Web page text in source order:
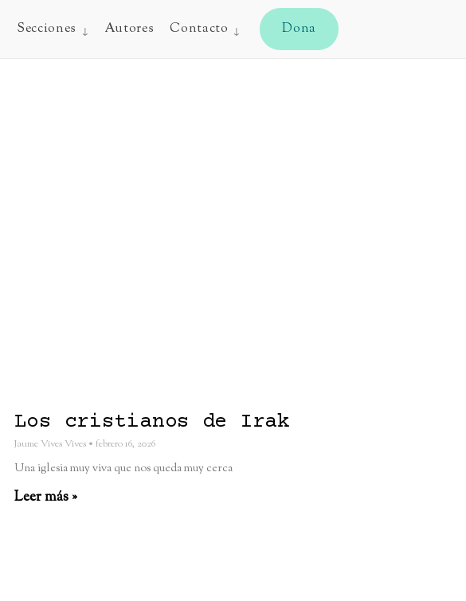
Secciones Autores Contacto Dona
Los cristianos de Irak
Jaume Vives Vives febrero 16, 2026
Una iglesia muy viva que nos queda muy cerca
Leer más »